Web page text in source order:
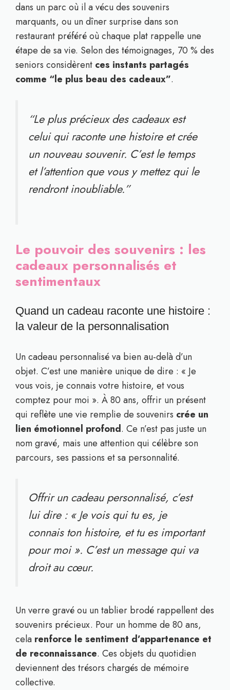
dans un parc où il a vécu des souvenirs
marquants, ou un dîner surprise dans son
restaurant préféré où chaque plat rappelle une
étape de sa vie. Selon des témoignages, 70 % des
seniors considèrent ces instants partagés
comme “le plus beau des cadeaux”.
“Le plus précieux des cadeaux est
celui qui raconte une histoire et crée
un nouveau souvenir. C’est le temps
et l’attention que vous y mettez qui le
rendront inoubliable.”
Le pouvoir des souvenirs : les
cadeaux personnalisés et
sentimentaux
Quand un cadeau raconte une histoire :
la valeur de la personnalisation
Un cadeau personnalisé va bien au-delà d’un
objet. C’est une manière unique de dire : « Je
vous vois, je connais votre histoire, et vous
comptez pour moi ». À 80 ans, offrir un présent
qui reflète une vie remplie de souvenirs crée un
lien émotionnel profond. Ce n’est pas juste un
nom gravé, mais une attention qui célèbre son
parcours, ses passions et sa personnalité.
Offrir un cadeau personnalisé, c’est
lui dire : « Je vois qui tu es, je
connais ton histoire, et tu es important
pour moi ». C’est un message qui va
droit au cœur.
Un verre gravé ou un tablier brodé rappellent des
souvenirs précieux. Pour un homme de 80 ans,
cela renforce le sentiment d’appartenance et
de reconnaissance. Ces objets du quotidien
deviennent des trésors chargés de mémoire
collective.